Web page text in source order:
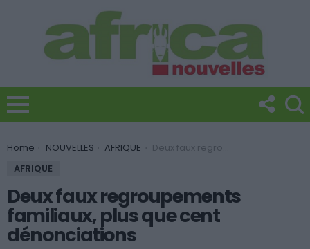
You are here:
Home NOUVELLES AFRIQUE
Deux faux regroupements familiaux, plus que cent dénonciations
AFRIQUE
Deux faux regroupements
familiaux, plus que cent
dénonciations